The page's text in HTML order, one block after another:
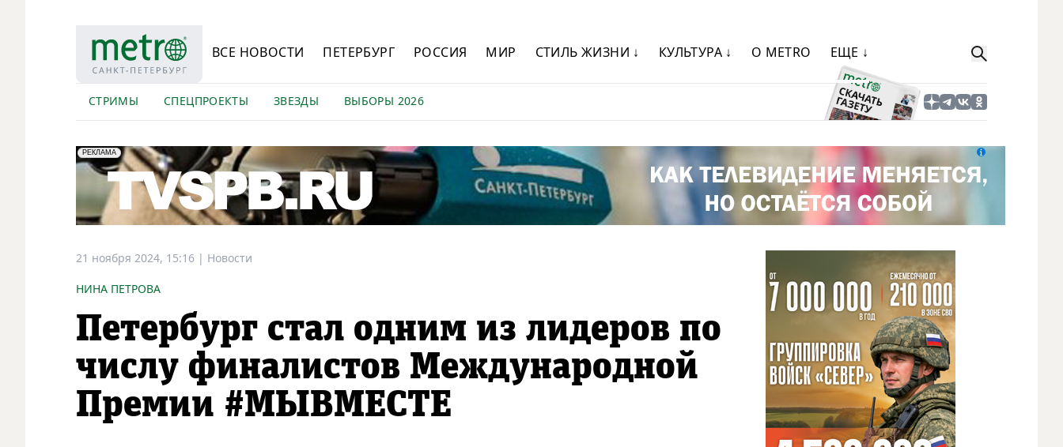
ВСЕ НОВОСТИ ПЕТЕРБУРГ РОССИЯ МИР СТИЛЬ ЖИЗНИ ↓ КУЛЬТУРА ↓ О METRO ЕЩЕ ↓
СТРИМЫ СПЕЦПРОЕКТЫ ЗВЕЗДЫ ВЫБОРЫ 2026
erid: LdtCK5Efv
РЕКЛАМА
АО "ГАТР", ИНН: 7841320717
21 ноября 2024, 15:16 | Новости
НИНА ПЕТРОВА
Петербург стал одним из лидеров по
числу финалистов Международной
Премии #МЫВМЕСТЕ